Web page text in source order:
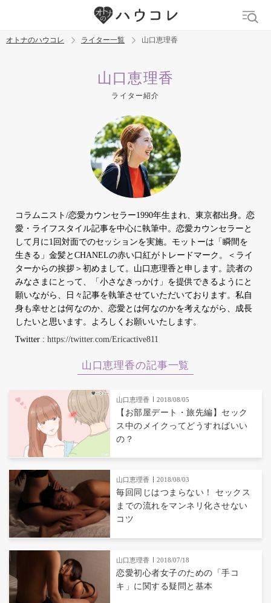
吸うやつ 中折れ
オトナのハウコレ ライター一覧 山口恵理香
山口恵理香
ライター紹介
コラムニスト/恋愛カウンセラー1990年生まれ、東京都出身。恋
愛・ライフスタイル記事を中心に執筆中。恋愛カウンセラーと
して月に1回対面でのセッションを実施。モットーは「瞬間を
生きる」金髪とCHANELの赤い口紅がトレードマーク。＜ライ
ターからの挨拶＞初めまして。山口恵理香と申します。読者の
みなさまにとって、「小さなきっかけ」を提供できるようにと
願いながら、日々記事を執筆させていただいております。私自
身も幸せとは何なのか、恋愛とは何なのかを考えながら、成長
したいと思います。よろしくお願いいたします。
Twitter : https://twitter.com/Ericactive811
山口恵理香の記事一覧
山口恵理香 2018/08/05
【お部屋デート・旅先編】セック
ス中のメイクってどうすればいい
の？
山口恵理香 2018/08/03
毎回同じはつまらない！ セックス
までの流れをマンネリ化させない
コツ
山口恵理香 2018/07/18
恋愛初心者女子のための「手コ
キ」に関する疑問と基本